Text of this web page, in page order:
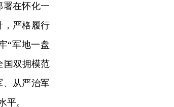
署在怀化一
，严格履行
“军地一盘
国双拥模范
、从严治军
平。